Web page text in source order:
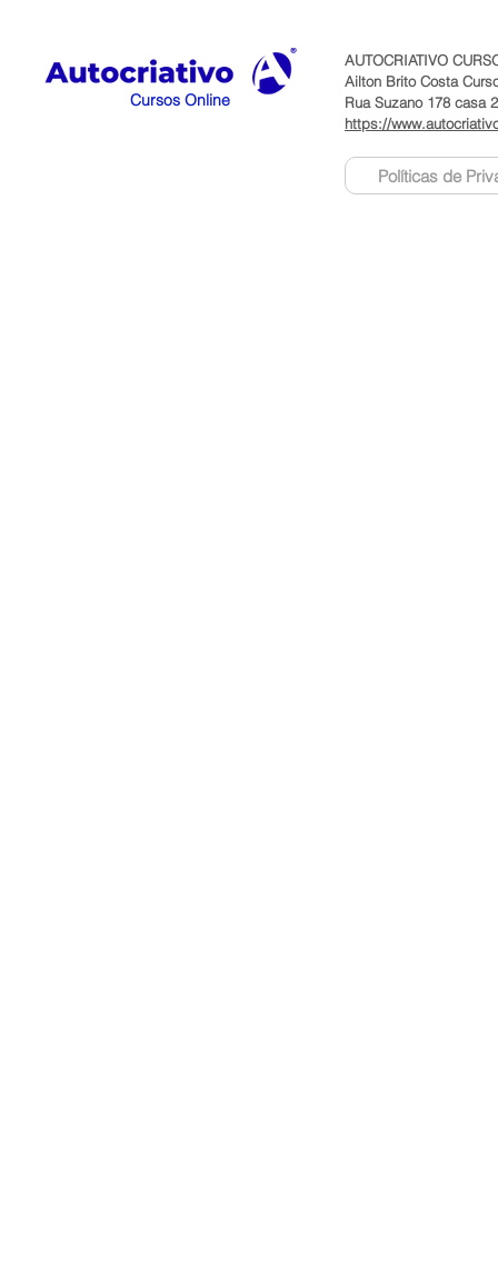
Cursos Online
AUTOCRIATIVO
Ailton Brito Costa
Rua Suzano 178 casa
https://
Políticas de